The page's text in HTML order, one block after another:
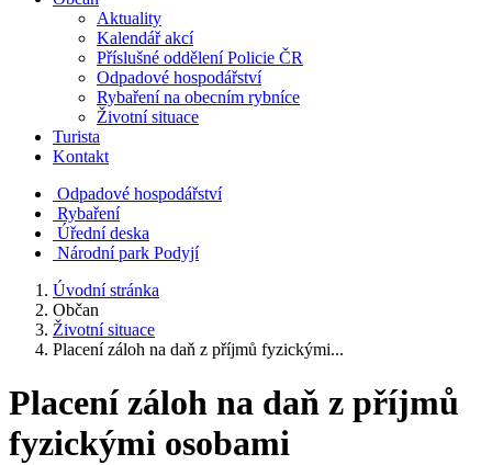
Aktuality
Kalendář akcí
Příslušné oddělení Policie ČR
Odpadové hospodářství
Rybaření na obecním rybníce
Životní situace
Turista
Kontakt
Odpadové hospodářství
Rybaření
Úřední deska
Národní park Podyjí
Úvodní stránka
Občan
Životní situace
Placení záloh na daň z příjmů fyzickými...
Placení záloh na daň z příjmů
fyzickými osobami